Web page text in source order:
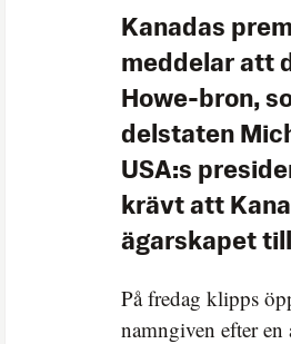
Kanadas
meddelar att
Howe-bron,
delstaten
USA:s
krävt att
ägarskapet
På fredag klipps
namngiven efter en